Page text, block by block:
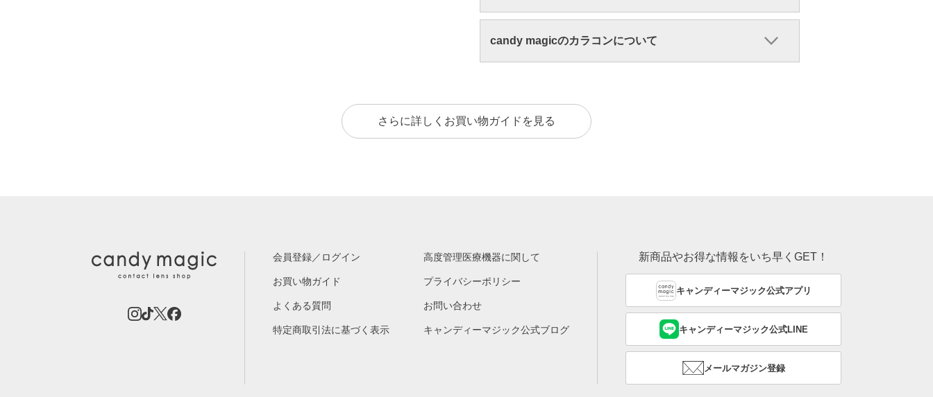
candy magicのカラコンについて
さらに詳しくお買い物ガイドを見る
会員登録／ログイン
お買い物ガイド
よくある質問
特定商取引法に基づく表示
高度管理医療機器に関して
プライバシーポリシー
お問い合わせ
キャンディーマジック公式ブログ
新商品やお得な情報をいち早くGET！
キャンディーマジック公式アプリ
キャンディーマジック公式LINE
メールマガジン登録